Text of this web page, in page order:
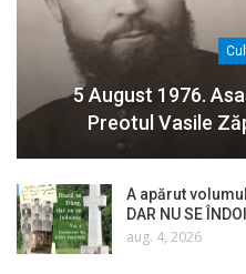
5 August 1976.
Preotul Vasile
A apărut
DAR NU SE
aug. 4, 2026